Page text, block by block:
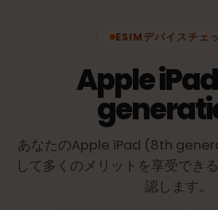
ESIMデバイスチェ
Apple
あなたのApple iPad (8th
して多くのメリットを享受でき
認します。